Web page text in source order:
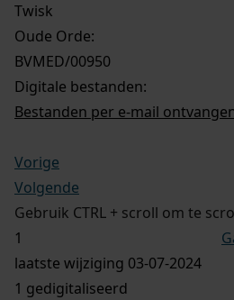
Twisk
Oude Orde:
BVMED/00950
Digitale bestanden:
Bestanden per e-mail
Vorige
Volgende
Gebruik CTRL + scroll om te
laatste wijziging 03-07-2024
1 gedigitaliseerd